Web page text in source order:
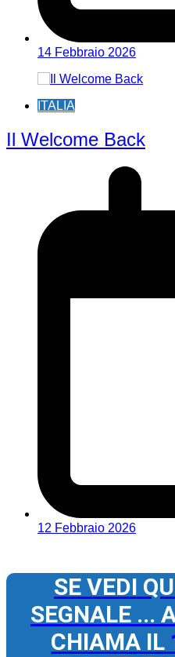
14 Febbraio 2026
ITALIA
Il Welcome Back
12 Febbraio 2026
SE VEDI
SEGNALE ...
CHIAMA IL